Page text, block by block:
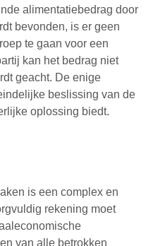
alimentatiebedrag door
bevonden, is er geen
te gaan voor een
kan het bedrag niet
geacht. De enige
beslissing van de
oplossing biedt.
is een complex en
rekening moet
van alle betrokken